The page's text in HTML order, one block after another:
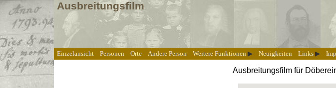
Ausbreitungsfilm
Einzelansicht Personen Orte Andere Person Weitere Funktionen Neuigkeiten Links
Ausbreitungsfilm für